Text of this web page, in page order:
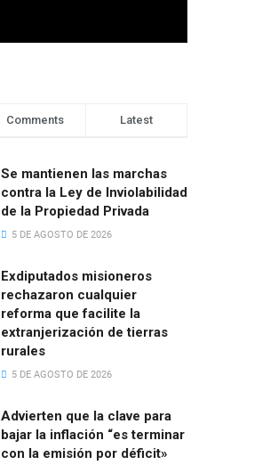
Comments Latest
Se mantienen las marchas
contra la Ley de Inviolabilidad
de la Propiedad Privada
5 DE AGOSTO DE 2026
Exdiputados misioneros
rechazaron cualquier
reforma que facilite la
extranjerización de tierras
rurales
5 DE AGOSTO DE 2026
Advierten que la clave para
bajar la inflación “es terminar
con la emisión por déficit»